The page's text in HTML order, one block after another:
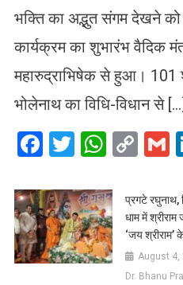
भक्ति का अद्भुत संगम देखने को
कार्यक्रम का शुभारंभ वैदिक
महारुद्राभिषेक से हुआ। 101
भोलेनाथ का विधि-विधान से […]
Facebook
Twitter
प्रगटे
धाम में
‘जय श्रीराम’
August 4,
Dr. Bhanu